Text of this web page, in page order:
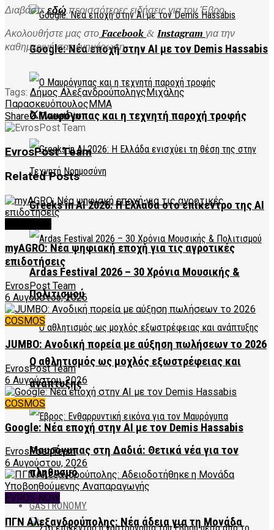
Google: Νέα εποχή στην AI με τον Demis Hassabis
Ο Μαυρόγυπας και η τεχνητή παροχή τροφής
Greeks in AI 2026: Η Ελλάδα στο επίκεντρο της AI
Ardas Festival 2026 – 30 Χρόνια Μουσικής &
Πολιτισμού
Ο αθλητισμός ως μοχλός εξωστρέφειας και
ανάπτυξης
Μαυρόγυπας στη Δαδιά: Θετικά νέα για τον
πληθυσμό
GASTRONOMY
Διαβάστεεδώ περισσότερες ειδήσεις για τον Έβρο
Ακολουθήστε μας στοFacebook &Instagram για την
καθημερινή σας ενημέρωση
Tags: Δήμος ΑλεξανδρούποληγςΜιχάλης
ΠαρασκευόπουλοςΜΜΑ
Share
TweetPin
EvrosPost Team
RelatedPosts
myAGRO: Νέα ψηφιακή εποχή για τις αγροτικές
επιδοτήσεις
EvrosPost Team
6 Αυγούστου, 2026
COSMOS
JUMBO: Ανοδική πορεία με αύξηση πωλήσεων το 2026
EvrosPost Team
6 Αυγούστου, 2026
COSMOS
Google: Νέα εποχή στην AI με τον Demis Hassabis
EvrosPost Team
6 Αυγούστου, 2026
EVROS NOW
ΠΓΝ Αλεξανδρούπολης: Νέα άδεια για τη Μονάδα